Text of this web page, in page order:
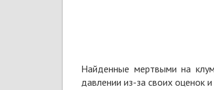
Найденные мертвыми на
давлении из-за своих оценок